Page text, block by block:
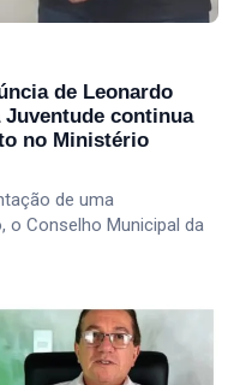
de Leonardo
continua
no Ministério
de uma
o Conselho Municipal da